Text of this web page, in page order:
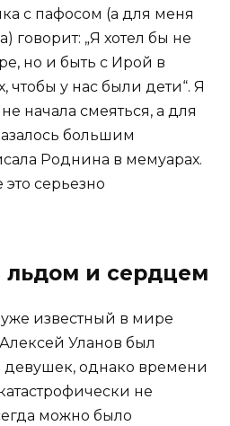
с пафосом (а для меня
говорит: „Я хотел бы не
но и быть с Ирой в
чтобы у нас были дети“. Я
начала смеяться, а для
большим
Роднина в мемуарах.
серьезно
льдом и сердцем
известный в мире
Уланов был
девушек, однако времени
не
можно было